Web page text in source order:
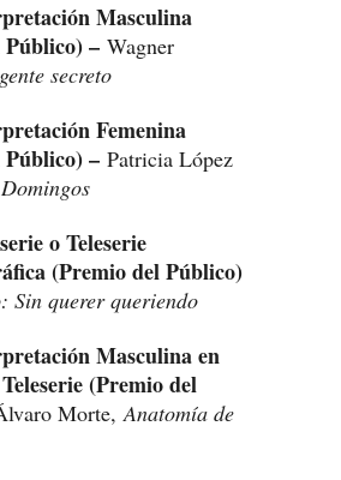
Masculina
– Wagner
secreto
Femenina
– Patricia López
o Teleserie
(Premio del Público)
Sin querer queriendo
Masculina en
(Premio del
Morte,Anatomía de